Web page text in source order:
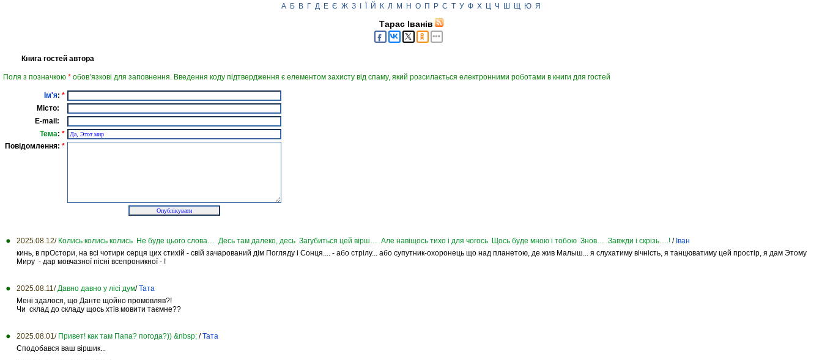
А Б В Г Д Е Є Ж З Й К Л М Н О П Р С Т У Ф Х Ц Ч Ш Щ Ю Я
Тарас Іванів
Книга гостей автора
Поля з позначкою * обов’язкові для заповнення. Введення коду підтвердження є елементом захисту від спаму, який розсилається електронними роботами в книги для гостей
Ім'я: *
Місто:
E-mail:
Тема: *
Повідомлення: *
2025.08.12/ Колись колись колись Не буде цього слова… Десь там далеко, десь Загубиться цей вірш… Але навіщось тихо і для чогось Щось буде мною і тобою Знов… Завжди і скрізь….! / Іван
кинь, в прОстори, на всі чотири серця цих стихій - свій зачарований дім Погляду і Сонця.... - або стрілу... або супутник-охоронець що над планетою, де жив Малыш... я слухатиму вічність, я танцюватиму цей простір, я дам Этому
Миру - дар мовчазної пісні всепроникної - !
2025.08.11/ Давно давно у лісі дум/Тата
Мені здалося, що Данте щойно промовляв?!
Чи склад до складу щось хтів мовити таємне??
2025.08.01/ Привет! как там Папа? погода?)) &nbsp; /Тата
Сподобався ваш віршик...